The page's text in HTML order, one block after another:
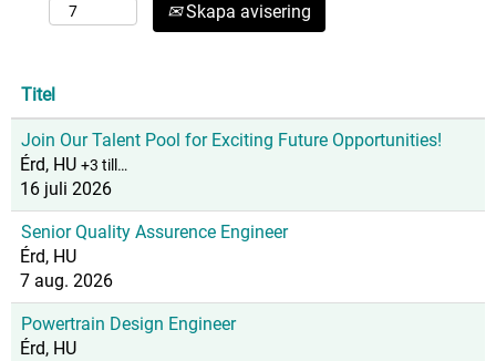
Skapa avisering
Titel
Join Our Talent Pool for Exciting Future Opportunities!
Érd, HU +3 till…
16 juli 2026
Senior Quality Assurence Engineer
Érd, HU
7 aug. 2026
Powertrain Design Engineer
Érd, HU